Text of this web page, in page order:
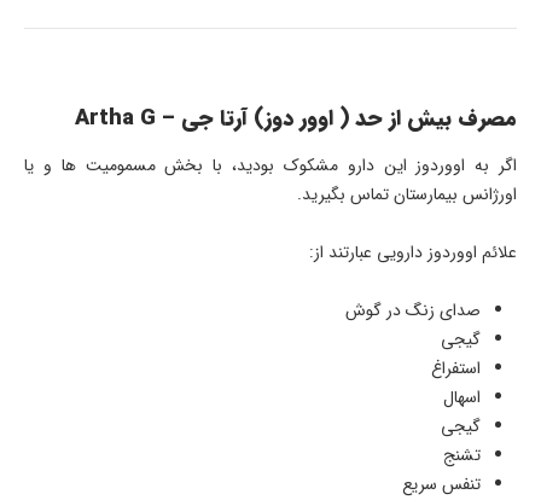
مصرف بیش از حد ( اوور دوز) آرتا جی – Artha G
اگر به اووردوز این دارو مشکوک بودید، با بخش مسمومیت ها و یا
اورژانس بیمارستان تماس بگیرید.
علائم اووردوز دارویی عبارتند از:
صدای زنگ در گوش
گیجی
استفراغ
اسهال
گیجی
تشنج
تنفس سریع